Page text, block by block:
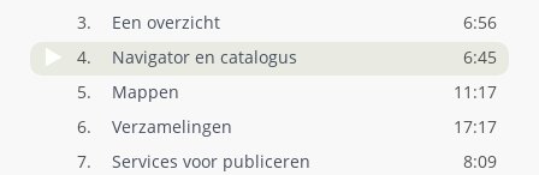
3.
Een overzicht
6:56
4.
Navigator en catalogus
6:45
5.
Mappen
11:17
6.
Verzamelingen
17:17
7.
Services voor publiceren
8:09